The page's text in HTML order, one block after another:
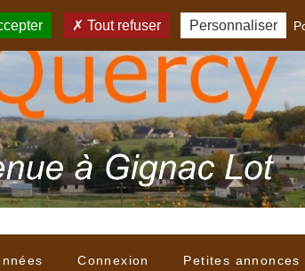
Connexion Petites annonces
Tout refuser Personnaliser